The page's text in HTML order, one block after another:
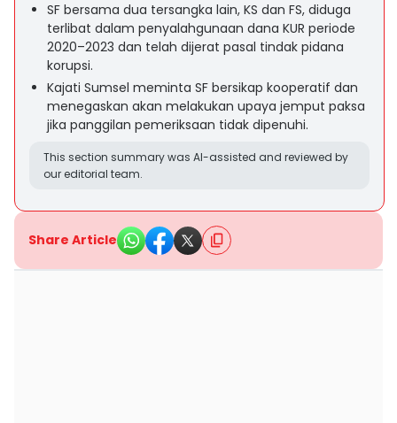
SF bersama dua tersangka lain, KS dan FS, diduga
terlibat dalam penyalahgunaan dana KUR periode
2020–2023 dan telah dijerat pasal tindak pidana
korupsi.
Kajati Sumsel meminta SF bersikap kooperatif dan
menegaskan akan melakukan upaya jemput paksa
jika panggilan pemeriksaan tidak dipenuhi.
This section summary was AI-assisted and reviewed by
our editorial team.
Share Article